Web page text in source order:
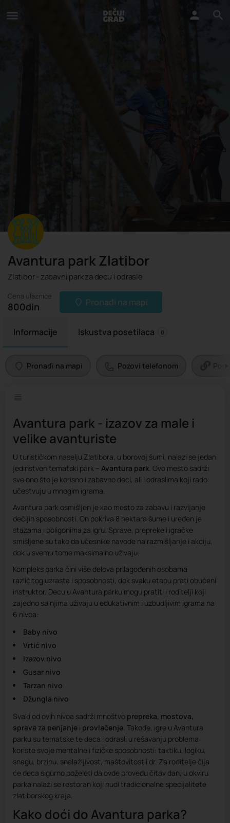
Avantura park Zlatibor
Zlatibor - zabavni park za decu i odrasle
Cena ulaznice
800din Pronađi na mapi
Informacije Iskustva posetilaca 0
Pronađi na mapi Pozovi telefonom
Avantura park - izazov za male i
velike avanturiste
U turističkom naselju Zlatibora, u borovoj šumi, nalazi se jedan
jedinstven tematski park – Avantura park. Ovo mesto sadrži
sve ono što je korisno i zabavno deci, ali i odraslima koji rado
učestvuju u mnogim igrama.
Avantura park osmišljen je kao mesto za zabavu i razvijanje
dečijih sposobnosti. On pokriva 8 hektara šume i uređen je
stazama i poligonima za igru. Sprave, prepreke i igračke
smišljene su tako da učesnike navode na razmišljanje i akciju,
dok u svemu tome maksimalno uživaju.
Kompleks parka čini više delova prilagođenih osobama
različitog uzrasta i sposobnosti, dok svaku etapu prati obučeni
instruktor. Decu u Avantura parku mogu pratiti i roditelji koji
zajedno sa njima uživaju u edukativnim i uzbudljivim igrama na
6 nivoa:
Baby nivo
Vrtić nivo
Izazov nivo
Gusar nivo
Tarzan nivo
Džungla nivo
Svaki od ovih nivoa sadrži mnoštvo prepreka, mostova,
sprava za penjanje i provlačenje. Takođe, igre u Avantura
parku su tematske te deca i odrasli u rešavanju problema
koriste svoje mentalne i fizičke sposobnosti: taktiku, logiku,
snagu, brzinu, snalažljivost, maštovitost i dr. Za roditelje čija
će deca sigurno poželeti da ovde provedu čitav dan, u okviru
parka nalazi se restoran koji nudi tradicionalne specijalitete
zlatiborskog kraja.
Kako doći do Avantura parka?